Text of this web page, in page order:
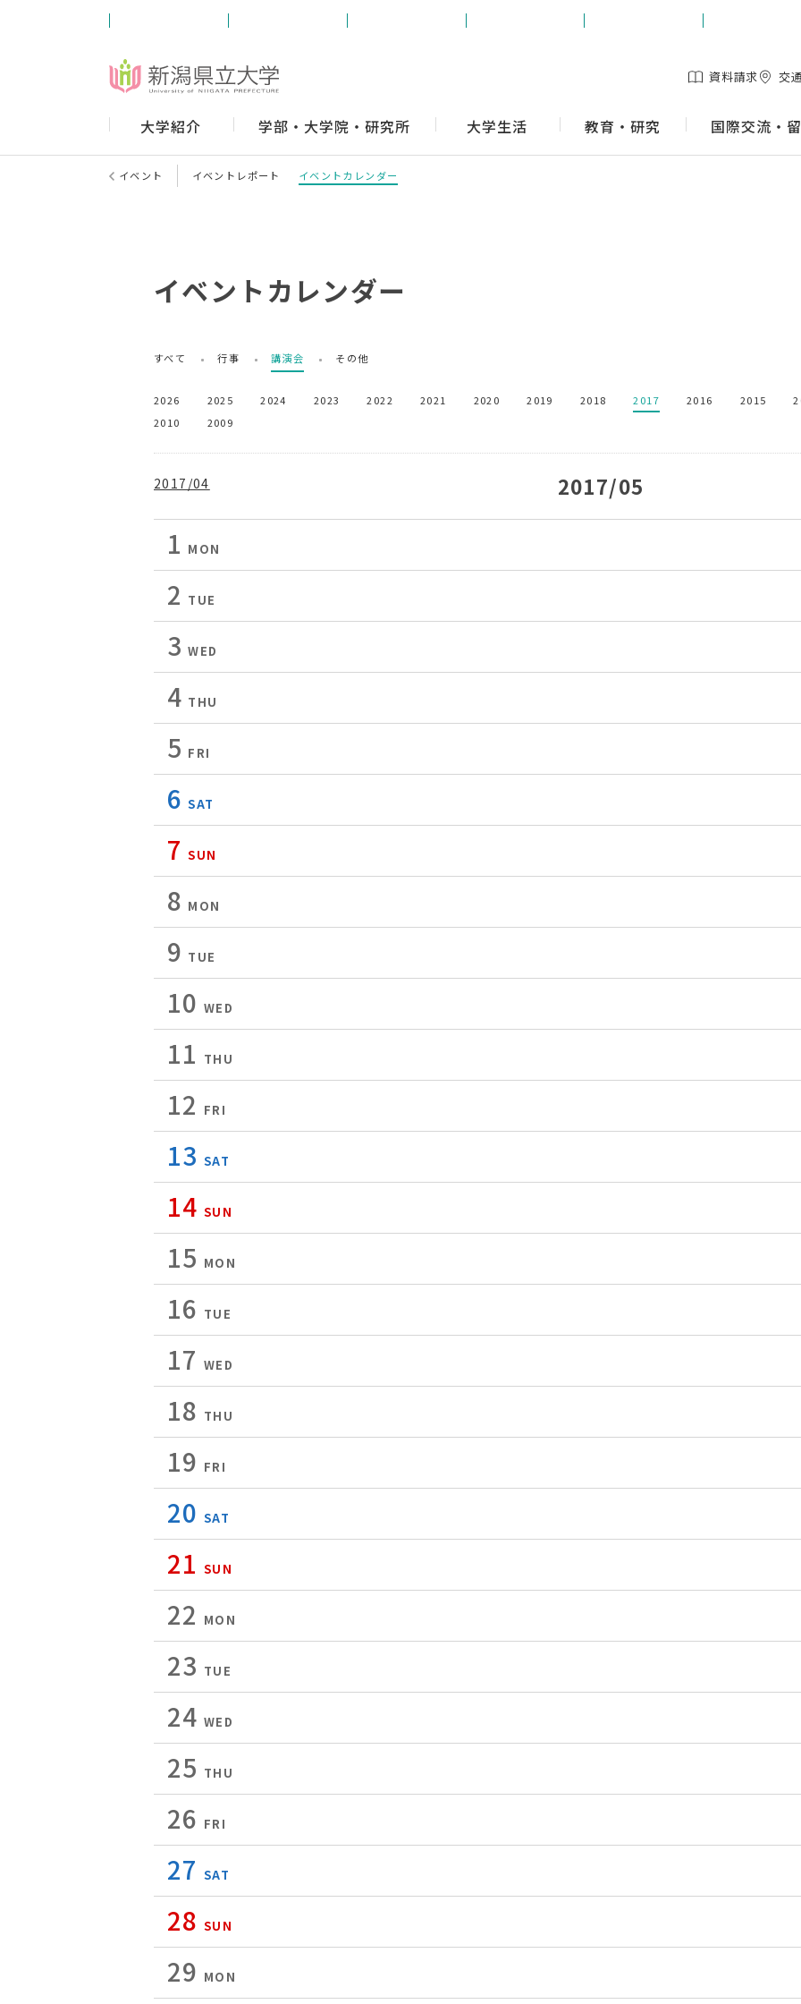
資料請求 交
大学紹介 学部・大学院・研究所 大学生活 教育・研究 国際交流・
イベント イベントレポート イベントカレンダー
イベントカレンダー
すべて 行事 講演会 その他
2026 2025 2024 2023 2022 2021 2020 2019 2018 2017 2016 2015
2010
2009
2017/04 2017/05
1 MON
2 TUE
3 WED
4 THU
5 FRI
6 SAT
7 SUN
8 MON
9 TUE
10 WED
11 THU
12 FRI
13 SAT
14 SUN
15 MON
16 TUE
17 WED
18 THU
19 FRI
20 SAT
21 SUN
22 MON
23 TUE
24 WED
25 THU
26 FRI
27 SAT
28 SUN
29 MON